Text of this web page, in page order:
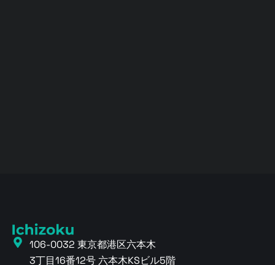
106-0032 東京都港区六本木
3丁目16番12号 六本木KSビル5階